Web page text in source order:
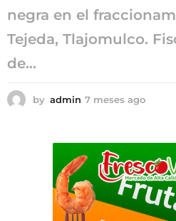
negra en el
Tejeda, Tlajomulco.
de...
by admin 7 meses ago
s
a
g
o